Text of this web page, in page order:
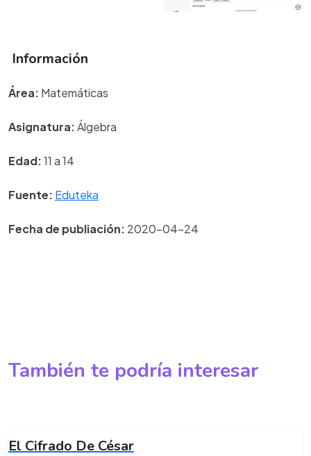
Información
Área: Matemáticas
Asignatura:Álgebra
Edad:11 a 14
Fuente: Eduteka
Fecha de publiación: 2020-04-24
También te podría interesar
El Cifrado De César